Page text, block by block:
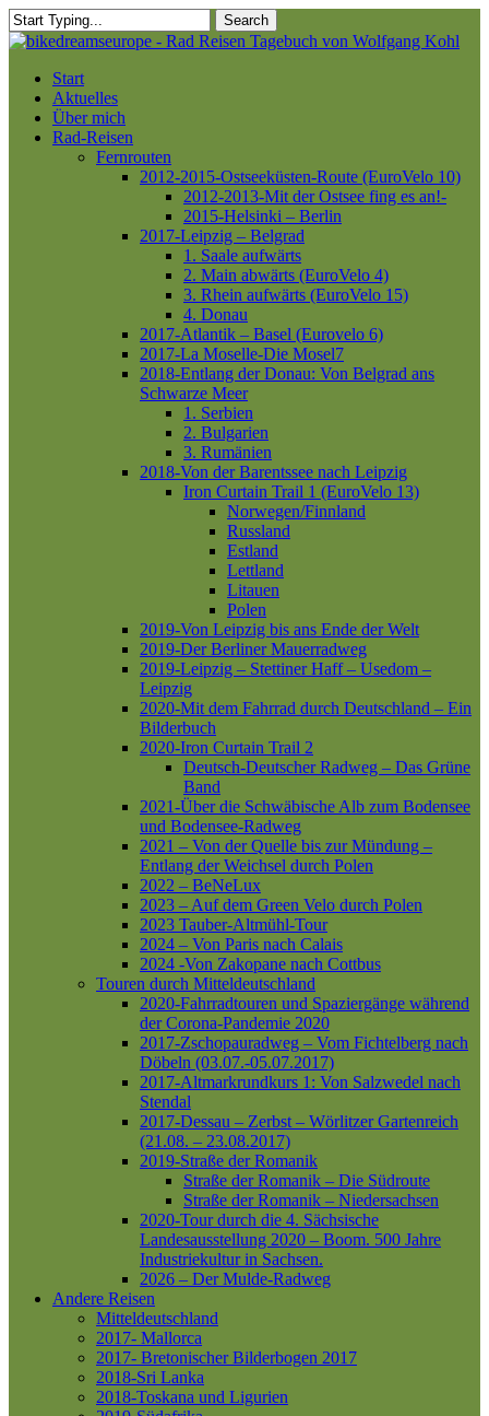
Skip
to
content
Search
Close
Menu
Start
Aktuelles
Über mich
Rad-Reisen
Fernrouten
2012-2015-Ostseeküsten-Route (EuroVelo 10)
2012-2013-Mit der Ostsee fing es an!-
2015-Helsinki – Berlin
2017-Leipzig – Belgrad
1. Saale aufwärts
2. Main abwärts (EuroVelo 4)
3. Rhein aufwärts (EuroVelo 15)
4. Donau
2017-Atlantik – Basel (Eurovelo 6)
2017-La Moselle-Die Mosel7
2018-Entlang der Donau: Von Belgrad ans
Schwarze Meer
1. Serbien
2. Bulgarien
3. Rumänien
2018-Von der Barentssee nach Leipzig
Iron Curtain Trail 1 (EuroVelo 13)
Norwegen/Finnland
Russland
Estland
Lettland
Litauen
Polen
2019-Von Leipzig bis ans Ende der Welt
2019-Der Berliner Mauerradweg
2019-Leipzig – Stettiner Haff – Usedom –
Leipzig
2020-Mit dem Fahrrad durch Deutschland – Ein
Bilderbuch
2020-Iron Curtain Trail 2
Deutsch-Deutscher Radweg – Das Grüne
Band
2021-Über die Schwäbische Alb zum Bodensee
und Bodensee-Radweg
2021 – Von der Quelle bis zur Mündung –
Entlang der Weichsel durch Polen
2022 – BeNeLux
2023 – Auf dem Green Velo durch Polen
2023 Tauber-Altmühl-Tour
2024 – Von Paris nach Calais
2024 -Von Zakopane nach Cottbus
Touren durch Mitteldeutschland
2020-Fahrradtouren und Spaziergänge während
der Corona-Pandemie 2020
2017-Zschopauradweg – Vom Fichtelberg nach
Döbeln (03.07.-05.07.2017)
2017-Altmarkrundkurs 1: Von Salzwedel nach
Stendal
2017-Dessau – Zerbst – Wörlitzer Gartenreich
(21.08. – 23.08.2017)
2019-Straße der Romanik
Straße der Romanik – Die Südroute
Straße der Romanik – Niedersachsen
2020-Tour durch die 4. Sächsische
Landesausstellung 2020 – Boom. 500 Jahre
Industriekultur in Sachsen.
2026 – Der Mulde-Radweg
Andere Reisen
Mitteldeutschland
2017- Mallorca
2017- Bretonischer Bilderbogen 2017
2018-Sri Lanka
2018-Toskana und Ligurien